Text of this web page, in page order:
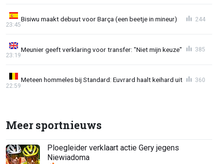
Bisiwu maakt debuut voor Barça (een beetje in mineur)
23:45
244
Meunier geeft verklaring voor transfer: "Niet mijn keuze"
23:19
385
Meteen hommeles bij Standard: Euvrard haalt keihard uit
22:59
360
Meer sportnieuws
Ploegleider verklaart actie Gery jegens
Niewiadoma